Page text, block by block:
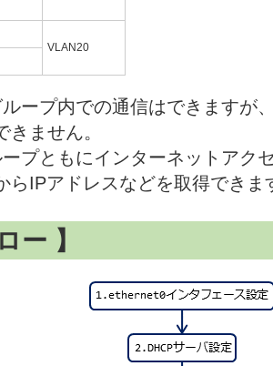
VLAN20
ープ内での通信はできますが
きません。
プともにインターネットアク
らIPアドレスなどを取得できま
ー 】